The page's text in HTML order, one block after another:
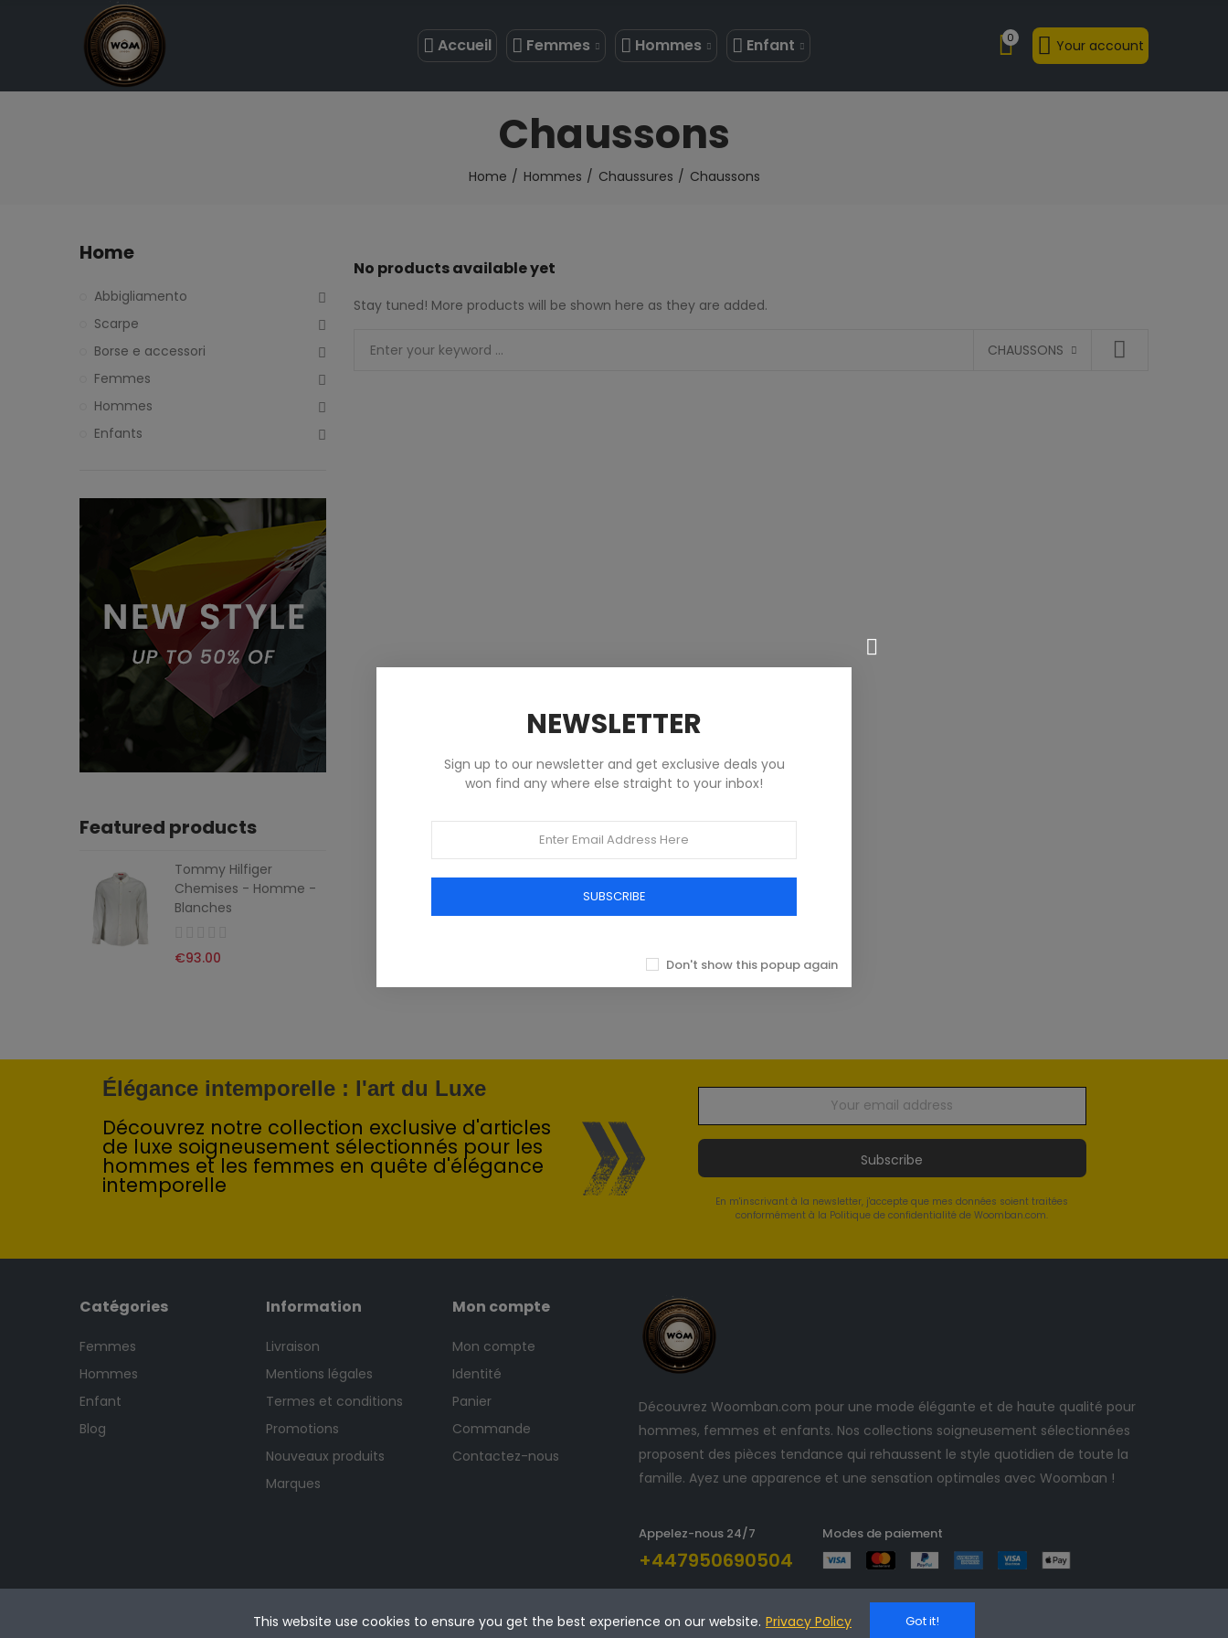
Accueil Femmes Hommes Enfant 0 Your account
Chaussons
Home Hommes Chaussures Chaussons
No products available yet
Stay tuned! More products will be shown here as they are added.
CHAUSSONS
Home
Abbigliamento
Scarpe
Borse e accessori
Femmes
Hommes
Enfants
Featured products
Tommy Hilfiger
Chemises - Homme -
Blanches
€93.00
Élégance intemporelle : l'art du Luxe
Découvrez notre collection exclusive d'articles
de luxe soigneusement sélectionnés pour les
hommes et les femmes en quête d'élégance
intemporelle
Subscribe
En m'inscrivant à la newsletter, j'accepte que mes données soient traitées
conformément à la Politique de confidentialité de Woomban.com.
Catégories
Femmes
Hommes
Enfant
Blog
Information
Livraison
Mentions légales
Termes et conditions
Promotions
Nouveaux produits
Marques
Mon compte
Mon compte
Identité
Panier
Commande
Contactez-nous
Découvrez Woomban.com pour une mode élégante et de haute qualité pour
hommes, femmes et enfants. Nos collections soigneusement sélectionnées
proposent des pièces tendance qui rehaussent le style quotidien de toute la
famille. Ayez une apparence et une sensation optimales avec Woomban !
Appelez-nous 24/7
+447950690504
Modes de paiement
Copyright © 2024 woomban.com. Tous droits réservés.
This website use cookies to ensure you get the best experience on our website. Privacy Policy Got it!
NEWSLETTER
Sign up to our newsletter and get exclusive deals you
won find any where else straight to your inbox!
SUBSCRIBE
Don't show this popup again